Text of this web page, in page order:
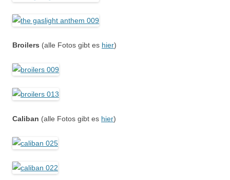
Broilers (alle Fotos gibt es hier)
Caliban (alle Fotos gibt es hier)